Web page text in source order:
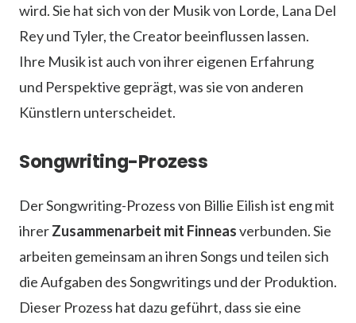
wird. Sie hat sich von der Musik von Lorde, Lana Del
Rey und Tyler, the Creator beeinflussen lassen.
Ihre Musik ist auch von ihrer eigenen Erfahrung
und Perspektive geprägt, was sie von anderen
Künstlern unterscheidet.
Songwriting-Prozess
Der Songwriting-Prozess von Billie Eilish ist eng mit
ihrerZusammenarbeit mit Finneasverbunden. Sie
arbeiten gemeinsam an ihren Songs und teilen sich
die Aufgaben des Songwritings und der Produktion.
Dieser Prozess hat dazu geführt, dass sie eine